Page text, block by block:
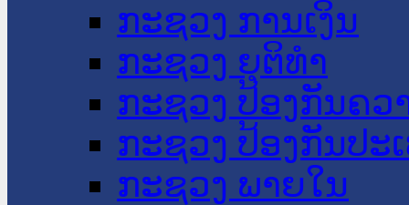
ກະຊວງ ການເງິນ
ກະຊວງ ຍຸຕິທໍາ
ກະຊວງ ປ້ອງກັນຄວ
ກະຊວງ ປ້ອງກັນປະ
ກະຊວງ ພາຍໃນ